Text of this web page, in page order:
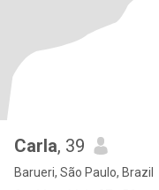
Carla, 39
Barueri, São Paulo, Brazil